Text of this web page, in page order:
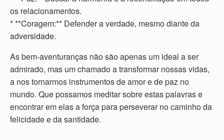
os relacionamentos.
* **Coragem:** Defender a verdade, mesmo diante da
adversidade.
As bem-aventuranças não são apenas um ideal a ser
admirado, mas um chamado a transformar nossas vidas,
a nos tornarmos instrumentos de amor e de paz no
mundo. Que possamos meditar sobre estas palavras e
encontrar em elas a força para perseverar no caminho da
felicidade e da santidade.